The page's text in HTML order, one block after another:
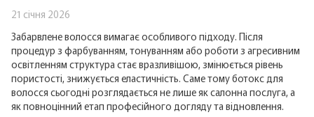
21 січня 2026
Забарвлене волосся вимагає особливого підходу. Після
процедур з фарбуванням, тонуванням або роботи з агресивним
освітленням структура стає вразливішою, змінюється рівень
пористості, знижується еластичність. Саме тому ботокс для
волосся сьогодні розглядається не лише як салонна послуга, а
як повноцінний етап професійного догляду та відновлення.